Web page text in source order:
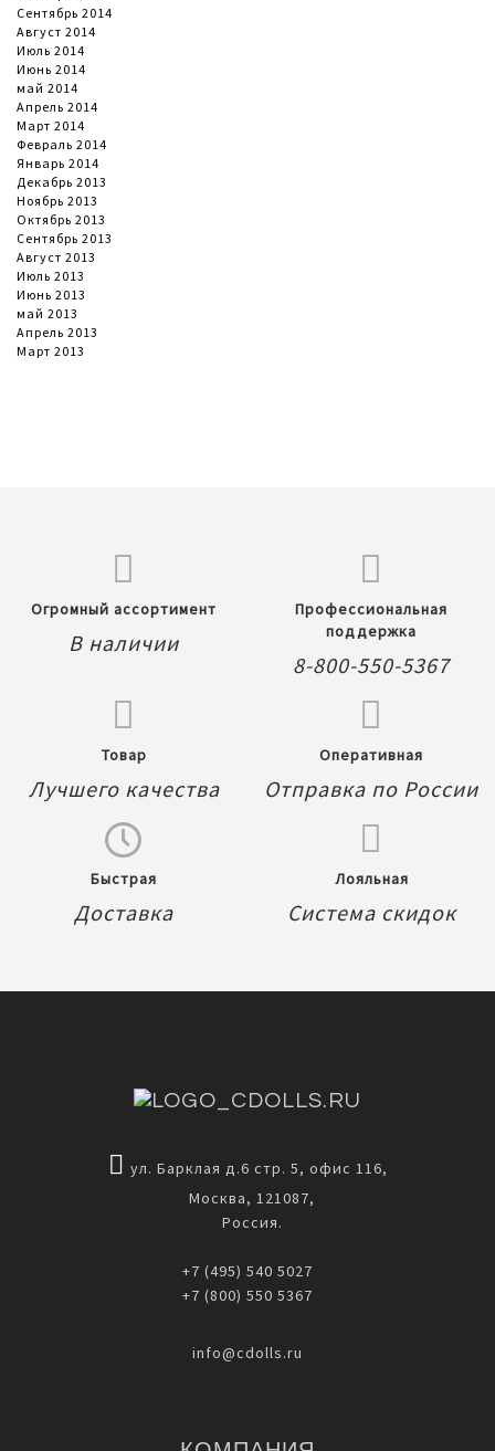
Сентябрь 2014
Август 2014
Июль 2014
Июнь 2014
май 2014
Апрель 2014
Март 2014
Февраль 2014
Январь 2014
Декабрь 2013
Ноябрь 2013
Октябрь 2013
Сентябрь 2013
Август 2013
Июль 2013
Июнь 2013
май 2013
Апрель 2013
Март 2013
Огромный ассортимент
В наличии
Профессиональная
поддержка
8-800-550-5367
Товар
Лучшего качества
Оперативная
Отправка по России
Быстрая
Доставка
Лояльная
Система скидок
ул. Барклая д.6 стр. 5, офис 116,
Москва, 121087,
Россия.
+7 (495) 540 5027
+7 (800) 550 5367
info@cdolls.ru